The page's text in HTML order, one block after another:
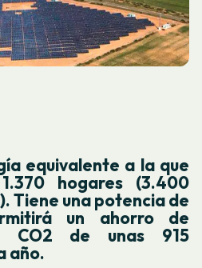
equivalente a la que
hogares (3.400
Tiene una potencia de
un ahorro de
CO2 de unas 915
año.